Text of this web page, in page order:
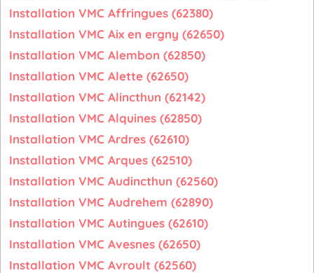
Installation VMC Affringues (62380)
Installation VMC Aix en ergny (62650)
Installation VMC Alembon (62850)
Installation VMC Alette (62650)
Installation VMC Alincthun (62142)
Installation VMC Alquines (62850)
Installation VMC Ardres (62610)
Installation VMC Arques (62510)
Installation VMC Audincthun (62560)
Installation VMC Audrehem (62890)
Installation VMC Autingues (62610)
Installation VMC Avesnes (62650)
Installation VMC Avroult (62560)